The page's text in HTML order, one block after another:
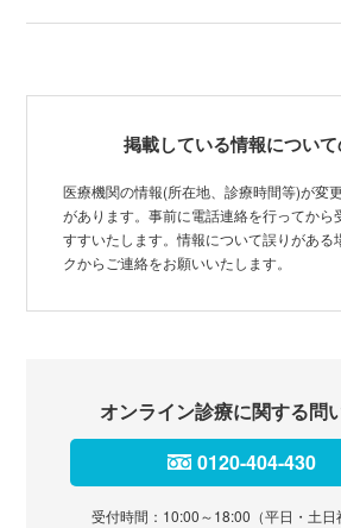
掲載している情報につい
医療機関の情報(所在地、診療時間等)が変
があります。事前に電話連絡を行ってから
すすいたします。情報について誤りがある
クからご連絡をお願いいたします。
オンライン診療に関する問
0120-404-430
受付時間：10:00～18:00（平日・土日